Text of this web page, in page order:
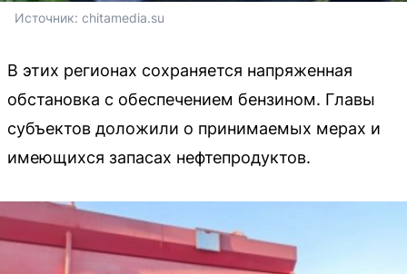
Источник: chitamedia.su
В этих регионах сохраняется напряженная
обстановка с обеспечением бензином. Главы
субъектов доложили о принимаемых мерах и
имеющихся запасах нефтепродуктов.